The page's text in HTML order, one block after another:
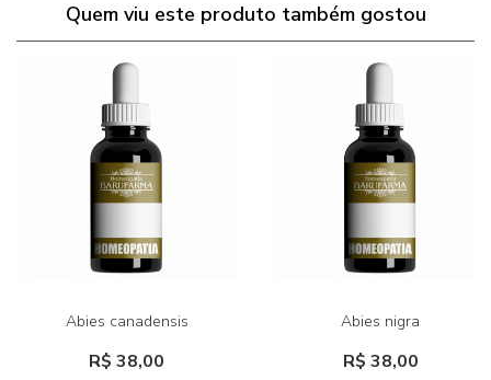
Quem viu este produto também gostou
Abies canadensis
R$ 38,00
Abies nigra
R$ 38,00